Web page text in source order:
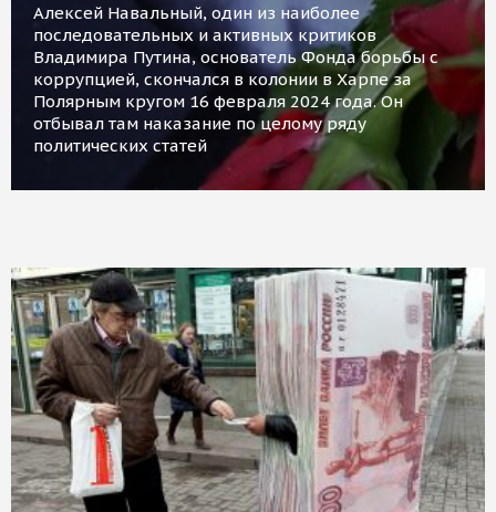
Алексей Навальный, один из наиболее
последовательных и активных критиков
Владимира Путина, основатель Фонда борьбы с
коррупцией, скончался в колонии в Харпе за
Полярным кругом 16 февраля 2024 года. Он
отбывал там наказание по целому ряду
политических статей